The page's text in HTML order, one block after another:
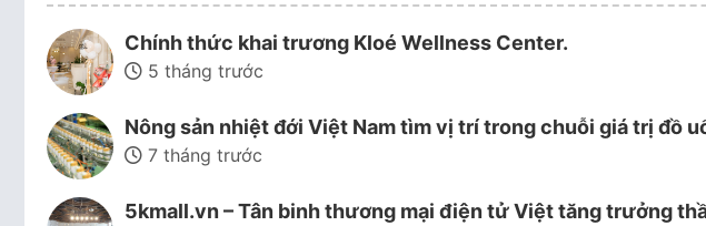
Chính thức khai trương Kloé Wellness Center.
5 tháng trước
Nông sản nhiệt đới Việt Nam tìm vị trí trong chuỗi giá trị đồ
7 tháng trước
5kmall.vn – Tân binh thương mại điện tử Việt tăng trưởng